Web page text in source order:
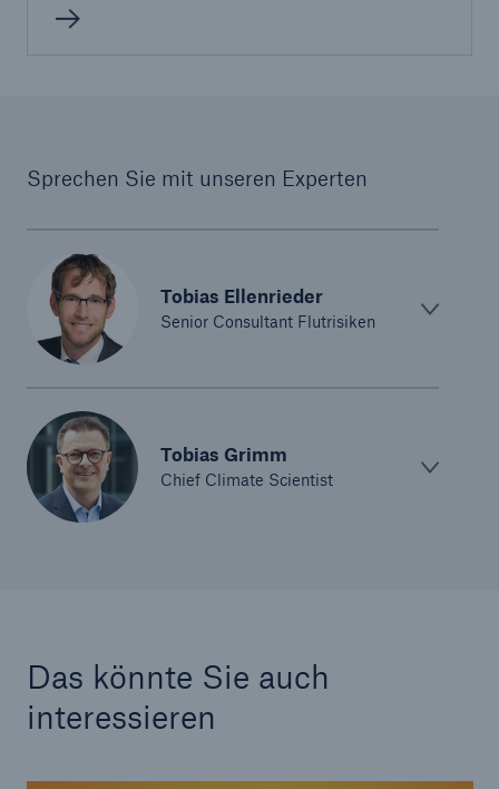
Sprechen Sie mit unseren Experten
Tobias Ellenrieder
Senior Consultant Flutrisiken
Tobias Grimm
Chief Climate Scientist
Das könnte Sie auch
interessieren